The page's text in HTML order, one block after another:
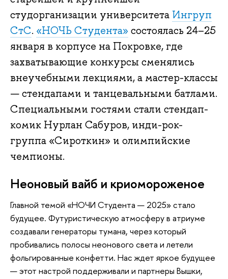
студорганизации университета Ингруп
СтС. «НОЧЬ Студента» состоялась 24–25
января в корпусе на Покровке, где
захватывающие конкурсы сменялись
внеучебными лекциями, а мастер-классы
— стендапами и танцевальными батлами.
Специальными гостями стали стендап-
комик Нурлан Сабуров, инди-рок-
группа «Сироткин» и олимпийские
чемпионы.
Неоновый вайб и криомороженое
Главной темой «НОЧИ Студента — 2025» стало
будущее. Футуристическую атмосферу в атриуме
создавали генераторы тумана, через который
пробивались полосы неонового света и летели
фольгированные конфетти. Нас ждет яркое будущее
— этот настрой поддерживали и партнеры Вышки,